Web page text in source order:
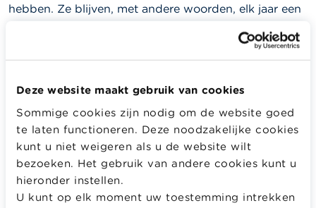
Deze website maakt gebruik van cookies
Sommige cookies zijn nodig om de website goed
te laten functioneren. Deze noodzakelijke cookies
kunt u niet weigeren als u de website wilt
bezoeken. Het gebruik van andere cookies kunt u
hieronder instellen.
U kunt op elk moment uw toestemming intrekken
hebben. Ze blijven, met andere woorden, elk jaar een
belastingschulden.
Kinderen ten laste
Feitelijk samenwonendenkunnen jaarlijks kiezenwie
van beide partners hun gezamenlijk(e) kind(eren) ten
laste neemt.
De partner die de kinderen ten laste neemt, geniet